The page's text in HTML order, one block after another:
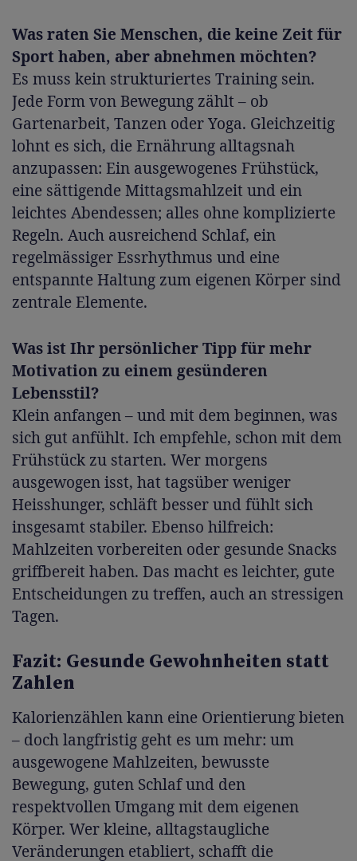
Was raten Sie Menschen, die keine Zeit für
Sport haben, aber abnehmen möchten?
Es muss kein strukturiertes Training sein.
Jede Form von Bewegung zählt – ob
Gartenarbeit, Tanzen oder Yoga. Gleichzeitig
lohnt es sich, die Ernährung alltagsnah
anzupassen: Ein ausgewogenes Frühstück,
eine sättigende Mittagsmahlzeit und ein
leichtes Abendessen; alles ohne komplizierte
Regeln. Auch ausreichend Schlaf, ein
regelmässiger Essrhythmus und eine
entspannte Haltung zum eigenen Körper sind
zentrale Elemente.
Was ist Ihr persönlicher Tipp für mehr
Motivation zu einem gesünderen
Lebensstil?
Klein anfangen – und mit dem beginnen, was
sich gut anfühlt. Ich empfehle, schon mit dem
Frühstück zu starten. Wer morgens
ausgewogen isst, hat tagsüber weniger
Heisshunger, schläft besser und fühlt sich
insgesamt stabiler. Ebenso hilfreich:
Mahlzeiten vorbereiten oder gesunde Snacks
griffbereit haben. Das macht es leichter, gute
Entscheidungen zu treffen, auch an stressigen
Tagen.
Fazit: Gesunde Gewohnheiten statt
Zahlen
Kalorienzählen kann eine Orientierung bieten
– doch langfristig geht es um mehr: um
ausgewogene Mahlzeiten, bewusste
Bewegung, guten Schlaf und den
respektvollen Umgang mit dem eigenen
Körper. Wer kleine, alltagstaugliche
Veränderungen etabliert, schafft die